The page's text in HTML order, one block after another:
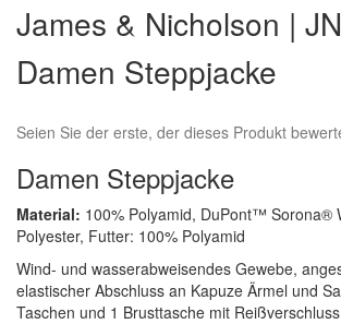
der
Bildergalerie
springen
James & Nicholson |
Damen Steppjacke
Seien Sie der erste, der dieses Produkt
Damen Steppjacke
Material: 100% Polyamid, DuPont™ Sorona®
Polyester, Futter: 100% Polyamid
Wind- und wasserabweisendes Gewebe,
elastischer Abschluss an Kapuze Ärmel und
Taschen und 1 Brusttasche mit